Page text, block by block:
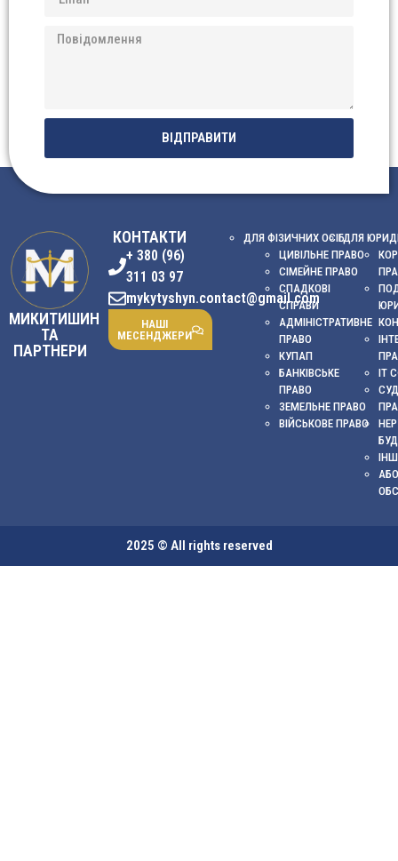
ВІДПРАВИТИ
МИКИТИШИН
ТА
ПАРТНЕРИ
КОНТАКТИ
+ 380 (96)
311 03 97
mykytyshyn.contact@gmail.com
НАШІ
МЕСЕНДЖЕРИ
ДЛЯ ФІЗИЧНИХ ОСІБ
ЦИВІЛЬНЕ ПРАВО
СІМЕЙНЕ ПРАВО
СПАДКОВІ
СПРАВИ
АДМІНІСТРАТИВНЕ
ПРАВО
КУПАП
БАНКІВСЬКЕ
ПРАВО
ЗЕМЕЛЬНЕ ПРАВО
ВІЙСЬКОВЕ ПРАВО
ДЛЯ
ІТ
2025 © All rights reserved